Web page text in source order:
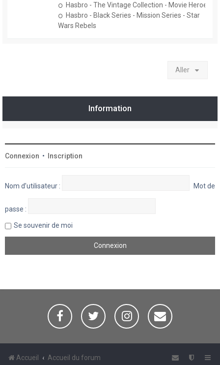
Hasbro - The Vintage Collection - Movie Heroes
Hasbro - Black Series - Mission Series - Star
Wars Rebels
Aller
Information
Connexion • Inscription
Nom d’utilisateur : Mot de
passe :
Se souvenir de moi
Accueil Accueil du forum